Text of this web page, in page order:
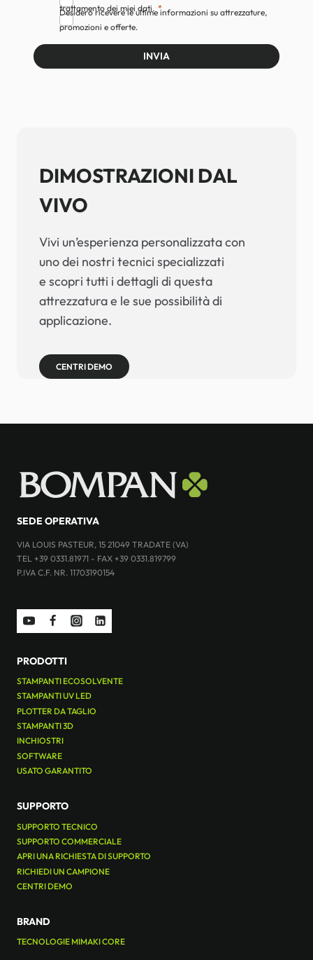
trattamento dei miei dati.
Desidero ricevere le ultime informazioni su attrezzature,
promozioni e offerte.
INVIA
DIMOSTRAZIONI DAL
VIVO
Vivi un’esperienza personalizzata con
uno dei nostri tecnici specializzati
e scopri tutti i dettagli di questa
attrezzatura e le sue possibilità di
applicazione.
CENTRI DEMO
SEDE OPERATIVA
VIA LOUIS PASTEUR, 15 21049 TRADATE (VA)
TEL +39 0331.81971 - FAX +39 0331.819799
P.IVA C.F. NR. 11703190154
PRODOTTI
STAMPANTI ECOSOLVENTE
STAMPANTI UV LED
PLOTTER DA TAGLIO
STAMPANTI 3D
INCHIOSTRI
SOFTWARE
USATO GARANTITO
SUPPORTO
SUPPORTO TECNICO
SUPPORTO COMMERCIALE
APRI UNA RICHIESTA DI SUPPORTO
RICHIEDI UN CAMPIONE
CENTRI DEMO
BRAND
TECNOLOGIE MIMAKI CORE